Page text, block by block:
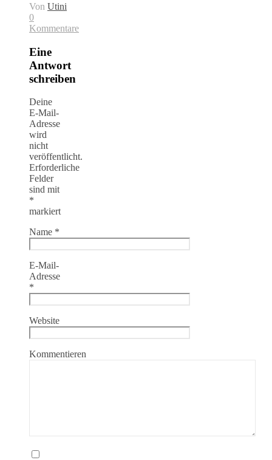
Von Utini
0
Kommentare
Eine
Antwort
schreiben
Deine
E-Mail-
Adresse
wird
nicht
veröffentlicht.
Erforderliche
Felder
sind mit
*
markiert
Name *
E-Mail-
Adresse
*
Website
Kommentieren